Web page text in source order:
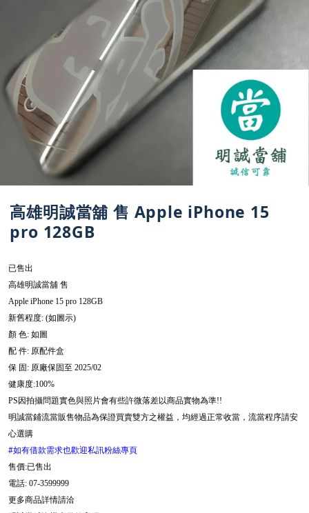
高雄明誠當舖 售 Apple iPhone 15
pro 128GB
已售出
高雄明誠當舖售
Apple iPhone 15 pro 128GB
新舊程度: (如圖示)
顏色: 如圖
配件: 原配件盒
保 固: 原廠保固至 2025/02
健康度:100%
PS因拍攝問題實色與照片會有些許微落差以商品實物為準!!
明誠當鋪流當販售物品為保證買賣雙方之權益，均經過正常收當，流當程序請安
心選購
#如有借款需求也歡迎私訊粉絲專頁
售價:已售出
電話: 07-3599999
更多商品詳情請洽